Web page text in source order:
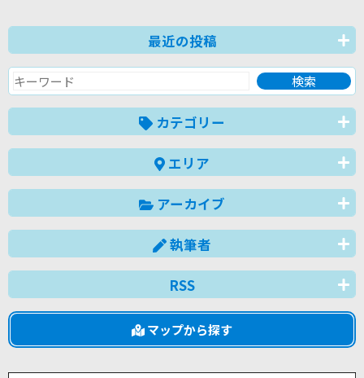
最近の投稿
カテゴリー
エリア
アーカイブ
執筆者
RSS
マップから探す